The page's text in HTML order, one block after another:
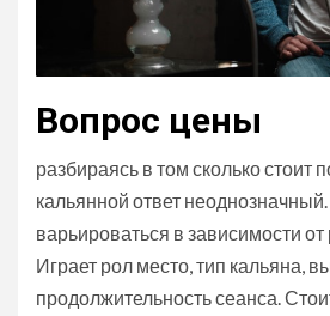
Вопрос цены
разбираясь в том сколько стоит
кальянной ответ
варьироваться в зависимости
Играет рол место, тип кальяна,
продолжительность сеанса.